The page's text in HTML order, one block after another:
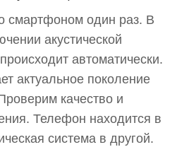
смартфоном один раз. В
акустической
автоматически.
актуальное поколение
качество и
Телефон находится в
система в другой.